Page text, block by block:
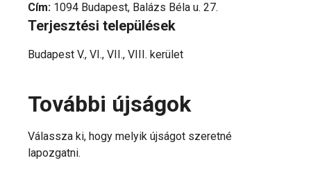
Cím: 1094 Budapest, Balázs Béla u. 27.
Terjesztési települések
Budapest V., VI., VII., VIII. kerület
További újságok
Válassza ki, hogy melyik újságot szeretné
lapozgatni.